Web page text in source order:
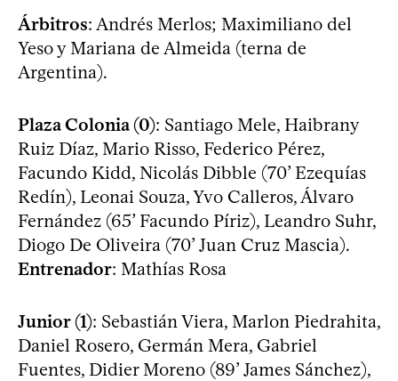
Árbitros: Andrés Merlos; Maximiliano del
Yeso y Mariana de Almeida (terna de
Argentina).
Plaza Colonia (0): Santiago Mele, Haibrany
Ruiz Díaz, Mario Risso, Federico Pérez,
Facundo Kidd, Nicolás Dibble (70’ Ezequías
Redín), Leonai Souza, Yvo Calleros, Álvaro
Fernández (65’ Facundo Píriz), Leandro Suhr,
Diogo De Oliveira (70’ Juan Cruz Mascia).
Entrenador: Mathías Rosa
Junior (1): Sebastián Viera, Marlon Piedrahita,
Daniel Rosero, Germán Mera, Gabriel
Fuentes, Didier Moreno (89’ James Sánchez),